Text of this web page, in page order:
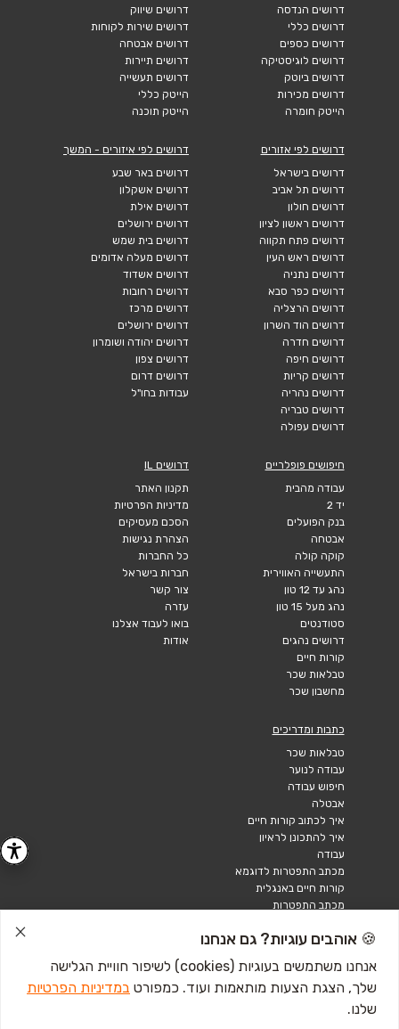
דרושים הנדסה
דרושים כללי
דרושים כספים
דרושים לוגיסטיקה
דרושים ביוטק
דרושים מכירות
הייטק חומרה
דרושים שיווק
דרושים שירות לקוחות
דרושים אבטחה
דרושים תיירות
דרושים תעשייה
הייטק כללי
הייטק תוכנה
דרושים לפי אזורים
דרושים בישראל
דרושים תל אביב
דרושים חולון
דרושים ראשון לציון
דרושים פתח תקווה
דרושים ראש העין
דרושים נתניה
דרושים כפר סבא
דרושים הרצליה
דרושים הוד השרון
דרושים חדרה
דרושים חיפה
דרושים קריות
דרושים נהריה
דרושים טבריה
דרושים עפולה
דרושים לפי איזורים - המשך
דרושים באר שבע
דרושים אשקלון
דרושים אילת
דרושים ירושלים
דרושים בית שמש
דרושים מעלה אדומים
דרושים אשדוד
דרושים רחובות
דרושים מרכז
דרושים ירושלים
דרושים יהודה ושומרון
דרושים צפון
דרושים דרום
עבודות בחו"ל
חיפושים פופלריים
עבודה מהבית
יד 2
בנק הפועלים
אבטחה
קוקה קולה
התעשייה האווירית
נהג עד 12 טון
נהג מעל 15 טון
סטודנטים
דרושים נהגים
קורות חיים
טבלאות שכר
מחשבון שכר
דרושים IL
תקנון האתר
מדיניות הפרטיות
הסכם מעסיקים
הצהרת נגישות
כל החברות
חברות בישראל
צור קשר
עזרה
בואו לעבוד אצלנו
אודות
כתבות ומדריכים
טבלאות שכר
עבודה לנוער
חיפוש עבודה
אבטלה
איך לכתוב קורות חיים
איך להתכונן לראיון
עבודה
מכתב התפטרות לדוגמא
קורות חיים באנגלית
מכתב התפטרות
🍪 אוהבים עוגיות? גם אנחנו
אנחנו משתמשים בעוגיות (cookies) לשיפור חוויית הגלישה
שלך, הצגת הצעות מותאמות ועוד. כמפורט במדיניות הפרטיות
שלנו.